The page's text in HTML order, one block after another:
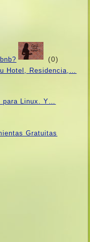
(0)
Hotel, Residencia,…
para Linux. Y…
Gratuitas